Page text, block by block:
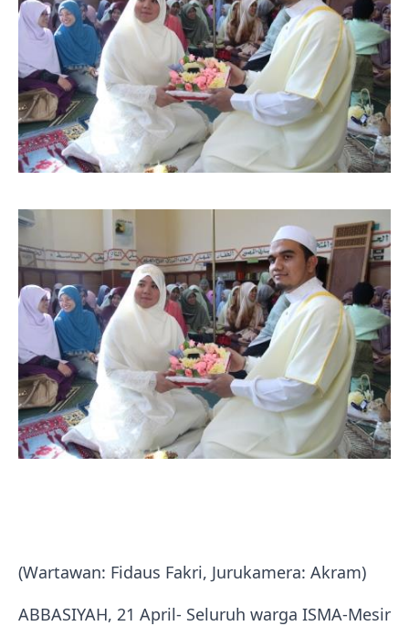
(Wartawan: Fidaus Fakri, Jurukamera: Akram)
ABBASIYAH, 21 April- Seluruh warga ISMA-Mesir